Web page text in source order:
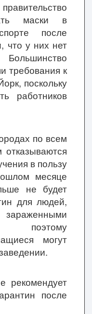
маски в
после
что у них нет
требования к
поскольку
работников
по всем
в пользу
месяце
не будет
для людей,
зараженными
поэтому
могут
рекомендует
после